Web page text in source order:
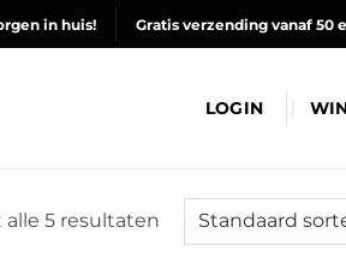
in huis! Gratis verzending vanaf 50
LOGIN
alle 5 resultaten